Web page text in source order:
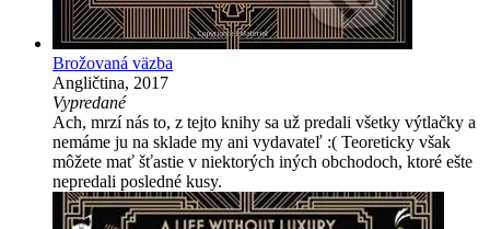
Brožovaná väzba
Angličtina, 2017
Vypredané
Ach, mrzí nás to, z tejto knihy sa už predali všetky výtlačky a
nemáme ju na sklade my ani vydavateľ :( Teoreticky však
môžete mať šťastie v niektorých iných obchodoch, ktoré ešte
nepredali posledné kusy.